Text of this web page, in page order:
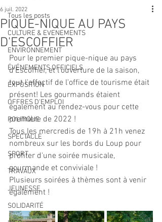
Tous les posts
CULTURE & EVENEMENTS
ENVIRONNEMENT
ÉVÉNEMENTS OFFICIELS
EXPOSITION
OFFRES D'EMPLOI
POLITIQUE
SPECTACLE
SPORT
TRAVAUX
JEUNESSE
SOLIDARITÉ
PIQUE-NIQUE AU PAYS
D'ESCOFFIER
6 juil. 2022
Pour le premier pique-nique au pays
d'Escoffier, et l'ouverture de la saison,
tout l'effectif de l'office de tourisme était
présent! Les gourmands étaient
également au rendez-vous pour cette
première de 2022 !
Tous les mercredis de 19h à 21h venez
nombreux sur les bords du Loup pour
profiter d'une soirée musicale,
gourmande et conviviale !
Plusieurs soirées à thèmes sont à venir
également !